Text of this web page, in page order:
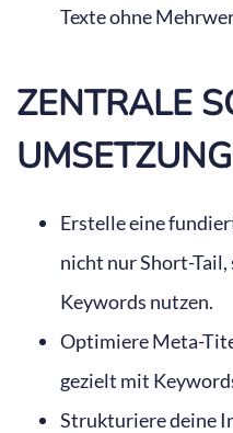
Texte ohne
ZENTRALE
Erstelle eine
nicht nur Short-Tail,
Keywords nutzen.
Optimiere Meta-
gezielt mit
Strukturiere deine